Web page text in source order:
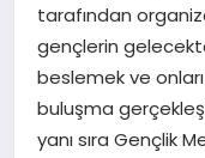
EKONOMI
MAGAZIN
tarafından
gençlerin
beslemek ve
buluşma
yanı sıra Gençlik